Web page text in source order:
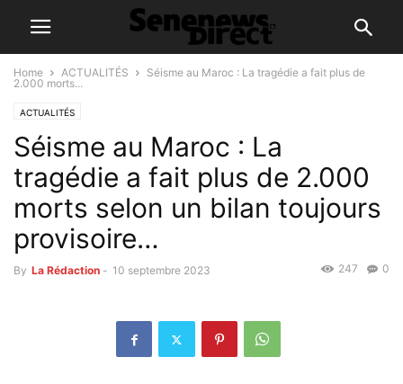
Home ACTUALITÉS
Séisme au Maroc : La tragédie a fait plus de
2.000 morts...
ACTUALITÉS
Séisme au Maroc : La
tragédie a fait plus de 2.000
morts selon un bilan toujours
provisoire…
By La Rédaction - 10 septembre 2023 0
247